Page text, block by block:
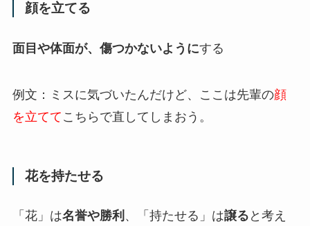
顔を立てる
面目や体面が、傷つかないようにする
例文：ミスに気づいたんだけど、ここは先輩の顔
を立てて こちらで直してしまおう。
花を持たせる
「花」は名誉や勝利 、「持たせる」は譲る と考え